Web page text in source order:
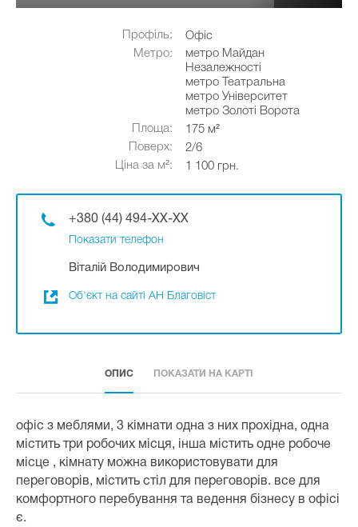
Профіль:
Офіс
Метро:
метро Майдан
Незалежності
метро Театральна
метро Університет
метро Золоті Ворота
Площа:
175 м²
Поверх:
2/6
Ціна за м²:
1 100 грн.
+380 (44) 494-XX-XX
Показати телефон
Віталій Володимирович
Об'єкт на сайті АН Благовіст
ОПИС ПОКАЗАТИ НА КАРТІ
офіс з меблями, 3 кімнати одна з них прохідна, одна
містить три робочих місця, інша містить одне робоче
місце , кімнату можна використовувати для
переговорів, містить стіл для переговорів. все для
комфортного перебування та ведення бізнесу в офісі
є.